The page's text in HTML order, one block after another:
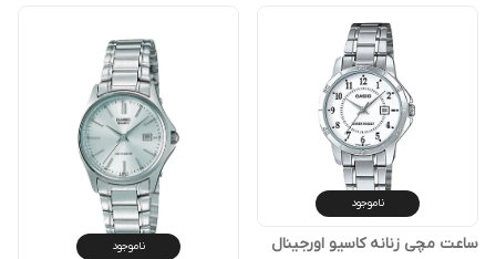
ناموجود
ساعت مچی زنانه کاسیو اورجینال
ناموجود